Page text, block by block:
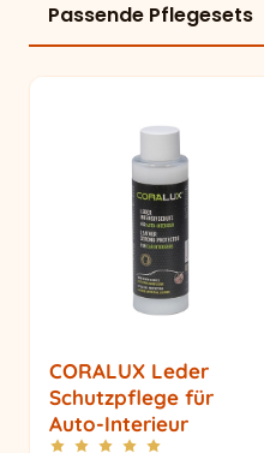
Passende Pflegesets
CORALUX Leder
Schutzpflege für
Auto-Interieur